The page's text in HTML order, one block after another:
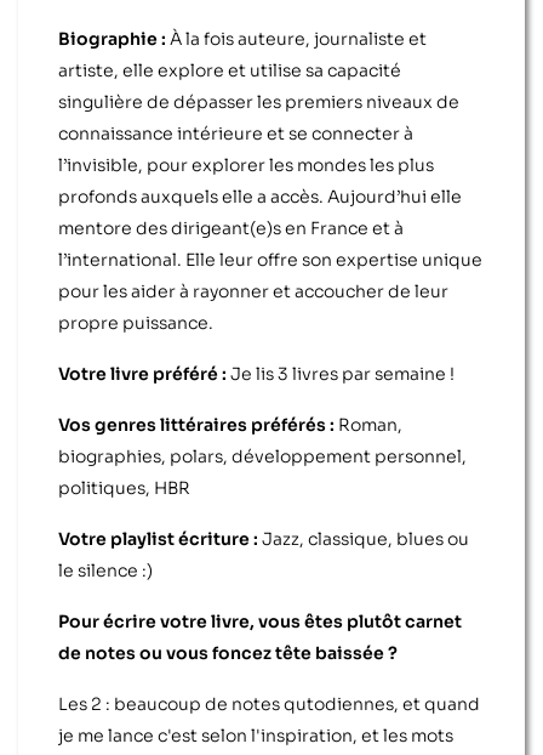
Biographie : À la fois auteure, journaliste et
artiste, elle explore et utilise sa capacité
singulière de dépasser les premiers niveaux de
connaissance intérieure et se connecter à
l’invisible, pour explorer les mondes les plus
profonds auxquels elle a accès. Aujourd’hui elle
mentore des dirigeant(e)s en France et à
l’international. Elle leur offre son expertise unique
pour les aider à rayonner et accoucher de leur
propre puissance.
Votre livre préféré : Je lis 3 livres par semaine !
Vos genres littéraires préférés : Roman,
biographies, polars, développement personnel,
politiques, HBR
Votre playlist écriture : Jazz, classique, blues ou
le silence :)
Pour écrire votre livre, vous êtes plutôt carnet
de notes ou vous foncez tête baissée ?
Les 2 : beaucoup de notes qutodiennes, et quand
je me lance c'est selon l'inspiration, et les mots